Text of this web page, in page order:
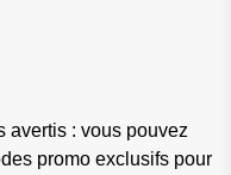
avertis : vous pouvez
promo exclusifs pour